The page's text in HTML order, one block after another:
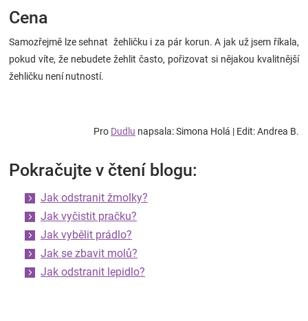
Cena
Samozřejmě lze sehnat žehličku i za pár korun. A jak už jsem říkala,
pokud víte, že nebudete žehlit často, pořizovat si nějakou kvalitnější
žehličku není nutností.
Pro Dudlu napsala: Simona Holá | Edit: Andrea B.
Pokračujte v čtení blogu:
Jak odstranit žmolky?
Jak vyčistit pračku?
Jak vybělit prádlo?
Jak se zbavit molů?
Jak odstranit lepidlo?